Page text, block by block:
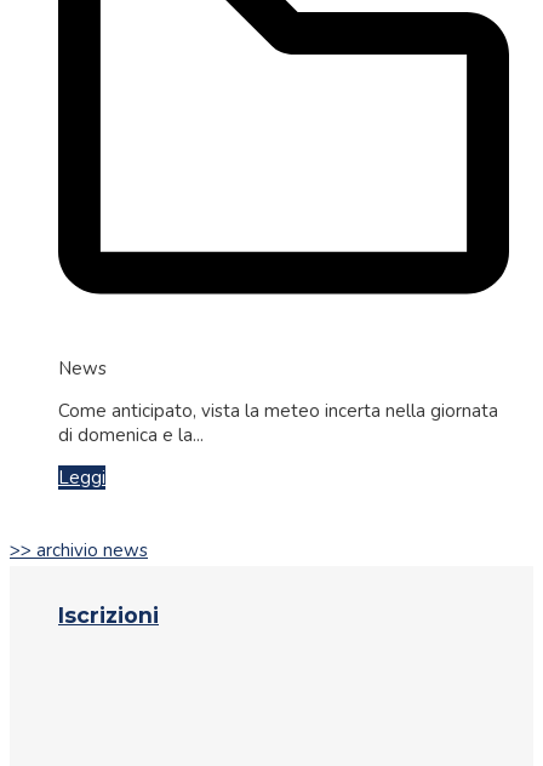
News
Come anticipato, vista la meteo incerta nella giornata
di domenica e la...
Leggi
>> archivio news
Iscrizioni